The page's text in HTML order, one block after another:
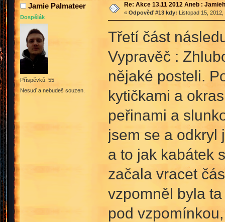
Jamie Palmateer
Dospělák
Příspěvků: 55
Nesuď a nebudeš souzen.
Re: Akce 13.11 2012 Aneb :
« Odpověď #13 kdy: Listopad 15,
Třetí část
Vypravěč :
nějaké posteli.
kytičkami a
peřinami a
jsem se a odkryl
a to jak kabátek
začala vracet
vzpomněl byla
pod